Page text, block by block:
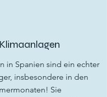
Klimaanlagen
in Spanien sind ein echter
insbesondere in den
Sie